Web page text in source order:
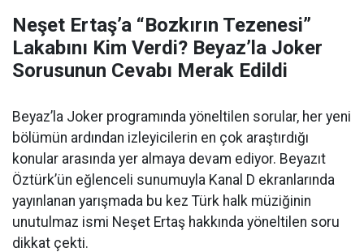
Neşet Ertaş’a “Bozkırın Tezenesi”
Lakabını Kim Verdi? Beyaz’la Joker
Sorusunun Cevabı Merak Edildi
Beyaz’la Joker programında yöneltilen sorular, her yeni
bölümün ardından izleyicilerin en çok araştırdığı
konular arasında yer almaya devam ediyor. Beyazıt
Öztürk’ün eğlenceli sunumuyla Kanal D ekranlarında
yayınlanan yarışmada bu kez Türk halk müziğinin
unutulmaz ismi Neşet Ertaş hakkında yöneltilen soru
dikkat çekti.